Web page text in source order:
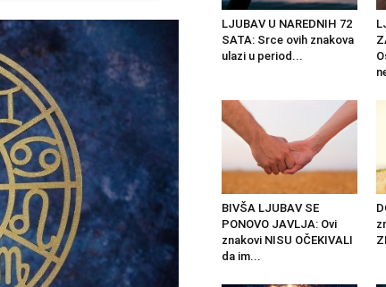
LJUBAV U NAREDNIH 72
SATA: Srce ovih znakova
ulazi u period...
BIVŠA LJUBAV SE
PONOVO JAVLJA: Ovi
znakovi NISU OČEKIVALI
da im...